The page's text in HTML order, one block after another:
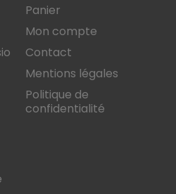
Panier
Mon compte
Contact
Mentions légales
Politique de
confidentialité